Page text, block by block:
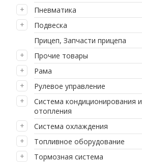
Пневматика
Подвеска
Прицеп, Запчасти прицепа
Прочие товары
Рама
Рулевое управление
Система кондиционирования и
отопления
Система охлаждения
Топливное оборудование
Тормозная система